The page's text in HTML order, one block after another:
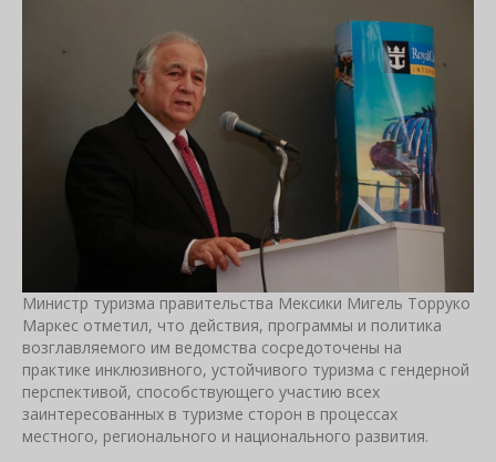
Министр туризма правительства Мексики Мигель Торруко
Маркес отметил, что действия, программы и политика
возглавляемого им ведомства сосредоточены на
практике инклюзивного, устойчивого туризма с гендерной
перспективой, способствующего участию всех
заинтересованных в туризме сторон в процессах
местного, регионального и национального развития.